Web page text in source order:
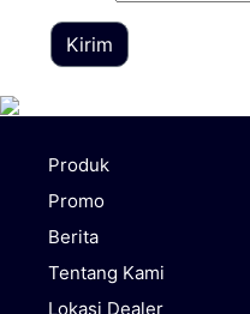
Kirim
Produk
Promo
Berita
Tentang Kami
Lokasi Dealer